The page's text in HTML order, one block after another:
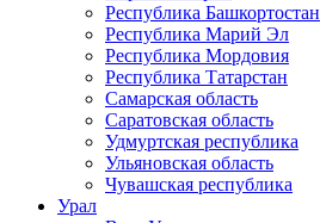
Республика Башкортостан
Республика Марий Эл
Республика Мордовия
Республика Татарстан
Самарская область
Саратовская область
Удмуртская республика
Ульяновская область
Чувашская республика
Урал